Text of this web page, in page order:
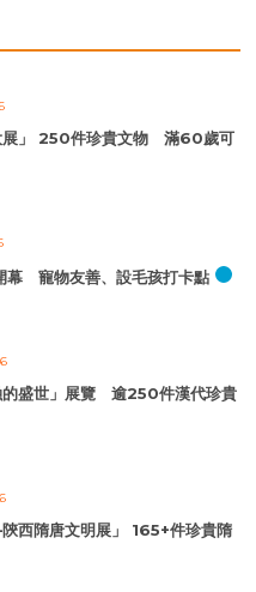
展」 250件珍貴文物 滿60歲可
幕 寵物友善、設毛孩打卡點
的盛世」展覽 逾250件漢代珍貴
西隋唐文明展」 165+件珍貴隋